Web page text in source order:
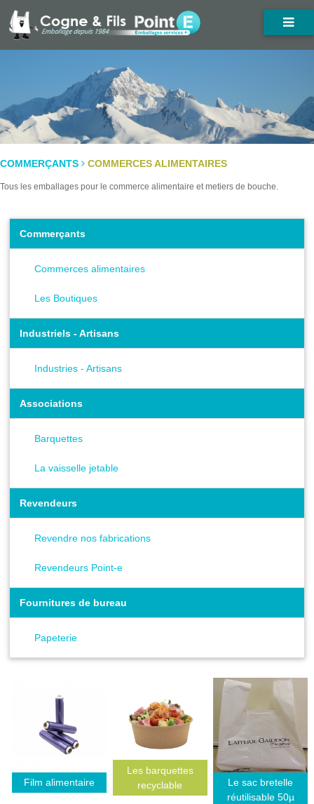
COMMERÇANTS COMMERCES ALIMENTAIRES
Tous les emballages pour le commerce alimentaire et metiers de bouche.
Commerçants
Commerces alimentaires
Les Boutiques
Industriels - Artisans
Industries - Artisans
Associations
Barquettes
La vaisselle jetable
Revendeurs
Revendre nos fabrications
Revendeurs Point-e
Fournitures de bureau
Papeterie
Film alimentaire
Les barquettes
recyclable
Le sac bretelle
réutilisable 50µ